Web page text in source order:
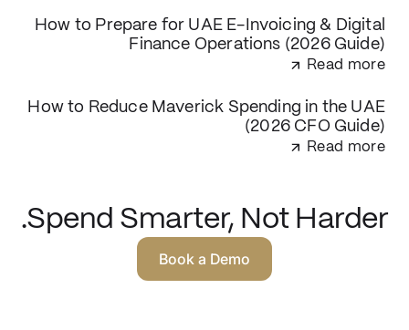
How to Prepare for UAE E-Invoicing & Digital
Finance Operations (2026 Guide)
Read more
How to Reduce Maverick Spending in the UAE
(2026 CFO Guide)
Read more
Spend Smarter, Not Harder.
Book a Demo